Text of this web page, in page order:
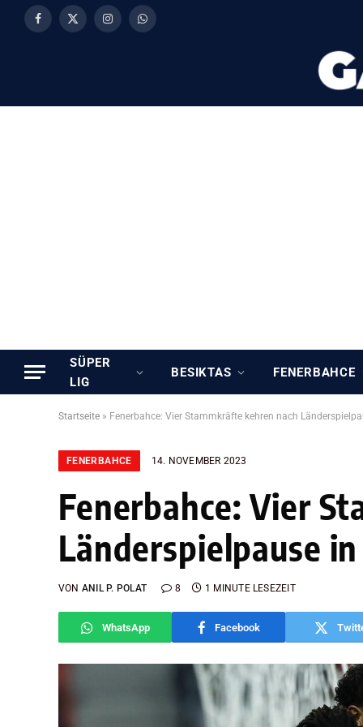
Facebook
X
InstagramWhatsApp
SÜPER
LIG
BESIKTAS FENERBAHCE
Startseite » Fenerbahce: Vier Stammkräfte kehren nach
FENERBAHCE 14. NOVEMBER 2023
Fenerbahce: Vier
Länderspielpause
VON ANIL P. POLAT 8 1 MINUTE LESEZEIT
WhatsApp Facebook